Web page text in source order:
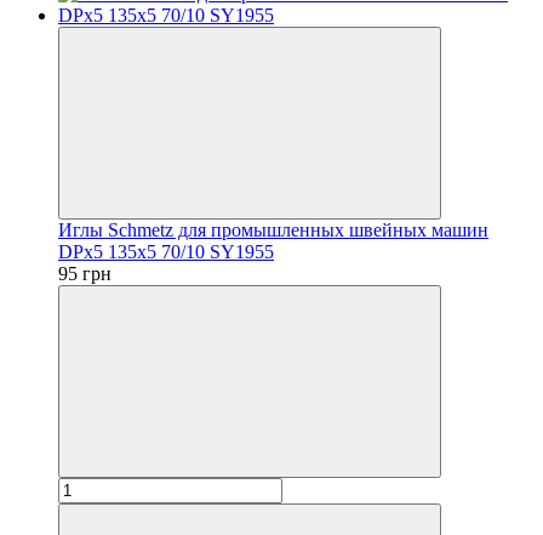
Иглы Schmetz для промышленных швейных машин
DPx5 135x5 70/10 SY1955
95 грн